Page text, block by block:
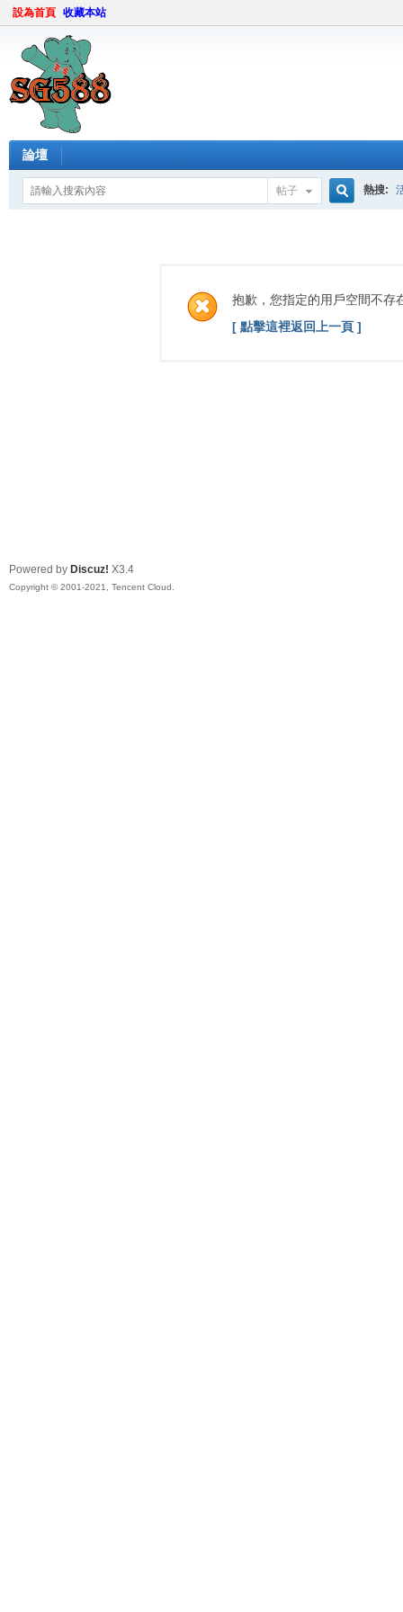
設為首頁 收藏本站
論壇
帖子
索
熱搜:
抱歉，您指定的用戶空間不存
[ 點擊這裡返回上一頁 ]
Powered by Discuz! X3.4
Copyright © 2001-2021, Tencent Cloud.